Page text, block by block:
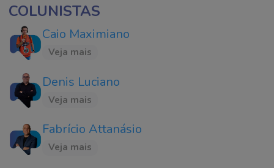
COLUNISTAS
Caio Maximiano
Veja mais
Denis Luciano
Veja mais
Fabrício Attanásio
Veja mais